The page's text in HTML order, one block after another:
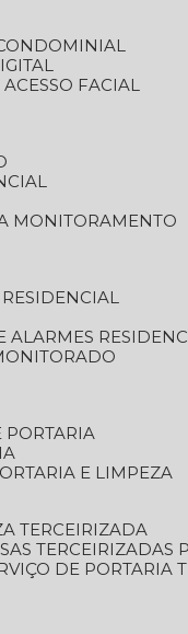
ACESSO FACIAL
MONITORAMENTO
ALARMES
PORTARIA
E LIMPEZA
TERCEIRIZADA
TERCEIRIZADAS
DE PORTARIA